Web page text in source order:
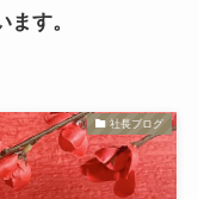
す。
社長ブログ